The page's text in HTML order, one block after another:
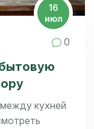
16
июл
0
кухней